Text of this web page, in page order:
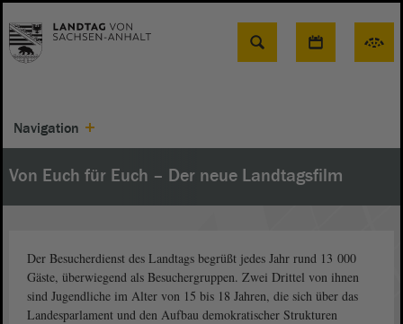
Suche
Navigation
Von Euch für Euch – Der neue Landtagsfilm
Der Besucherdienst des Landtags begrüßt jedes Jahr rund 13 000
Gäste, überwiegend als Besuchergruppen. Zwei Drittel von ihnen
sind Jugendliche im Alter von 15 bis 18 Jahren, die sich über das
Landesparlament und den Aufbau demokratischer Strukturen